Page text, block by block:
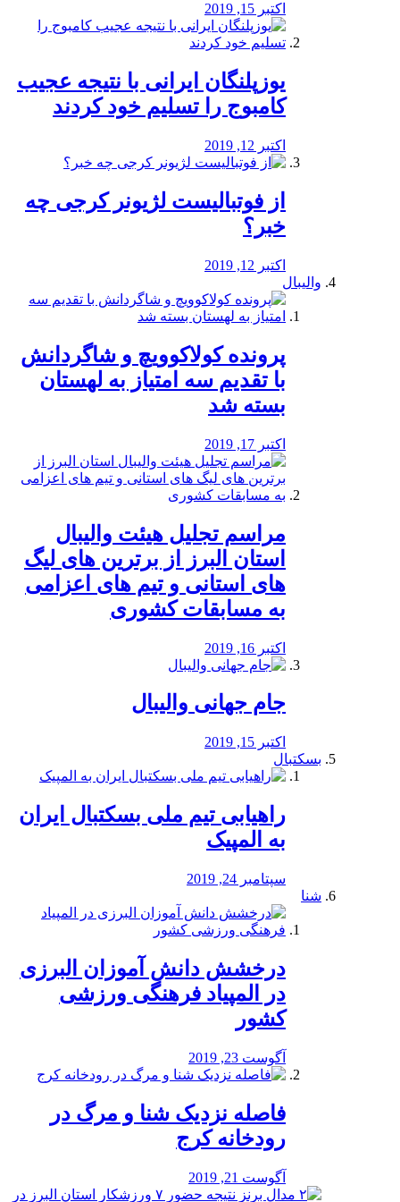
اکتبر 15, 2019
یوزپلنگان ایرانی با نتیجه عجیب
کامبوج را تسلیم خود کردند
اکتبر 12, 2019
از فوتبالیست لژیونر کرجی چه
خبر؟
اکتبر 12, 2019
والیبال
پرونده کولاکوویچ و شاگردانش
با تقدیم سه امتیاز به لهستان
بسته شد
اکتبر 17, 2019
مراسم تجلیل هیئت والیبال
استان البرز از برترین های لیگ
های استانی و تیم های اعزامی
به مسابقات کشوری
اکتبر 16, 2019
جام جهانی والیبال
اکتبر 15, 2019
بسکتبال
راهیابی تیم ملی بسکتبال ایران
به المپیک
سپتامبر 24, 2019
شنا
درخشش دانش آموزان البرزی
در المپیاد فرهنگی ورزشی
کشور
آگوست 23, 2019
️فاصله نزدیک شنا و مرگ در
رودخانه کرج
آگوست 21, 2019